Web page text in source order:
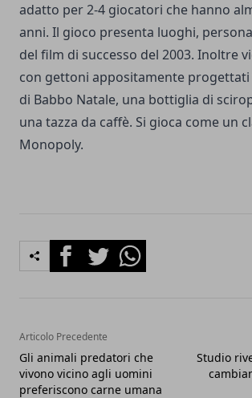
adatto per 2-4 giocatori che hanno
anni. Il gioco presenta luoghi,
del film di successo del 2003. Inoltre
con gettoni appositamente
di Babbo Natale, una bottiglia di
una tazza da caffè. Si gioca come un
Monopoly.
FacebookTwitterWhatsapp
Articolo Precedente
Gli animali predatori che
vivono vicino agli uomini
preferiscono carne umana
Studio